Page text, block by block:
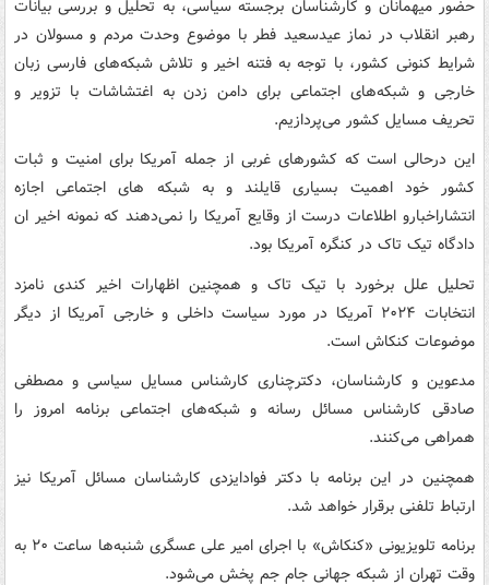
حضور میهمانان و کارشناسان برجسته سیاسی، به تحلیل و بررسی بیانات
رهبر انقلاب در نماز عیدسعید فطر با موضوع وحدت مردم و مسولان در
شرایط کنونی کشور، با توجه به فتنه اخیر و تلاش شبکه‌های فارسی زبان
خارجی و شبکه‌های اجتماعی برای دامن زدن به اغتشاشات با تزویر و
تحریف مسایل کشور می‌پردازیم.
این درحالی است که کشورهای غربی از جمله آمریکا برای امنیت و ثبات
کشور خود اهمیت بسیاری قایلند و به شبکه های اجتماعی اجازه
انتشاراخبارو اطلاعات درست از وقایع آمریکا را نمی‌دهند که نمونه اخیر ان
دادگاه تیک تاک در کنگره آمریکا بود.
تحلیل علل برخورد با تیک تاک و همچنین اظهارات اخیر کندی نامزد
انتخابات ۲۰۲۴ آمریکا در مورد سیاست داخلی و خارجی آمریکا از دیگر
موضوعات کنکاش است.
مدعوین و کارشناسان، دکترچناری کارشناس مسایل سیاسی و مصطفی
صادقی کارشناس مسائل رسانه و شبکه‌های اجتماعی برنامه امروز را
همراهی می‌کنند.
همچنین در این برنامه با دکتر فوادایزدی کارشناسان مسائل آمریکا نیز
ارتباط تلفنی برقرار خواهد شد.
برنامه تلویزیونی «کنکاش» با اجرای امیر علی عسگری شنبه‌ها ساعت ۲۰ به
وقت تهران از شبکه جهانی جام جم پخش می‌شود.